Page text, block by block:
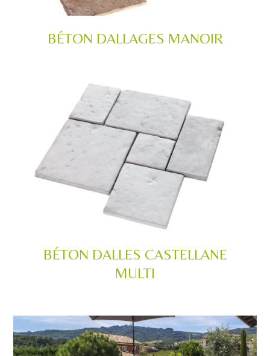
BÉTON DALLAGES MANOIR
BÉTON DALLES CASTELLANE
MULTI